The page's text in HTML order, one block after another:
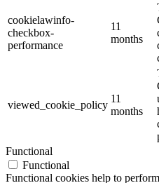
cookielawinfo-
checkbox-
performance
11
months
viewed_cookie_policy
11
months
Functional
Functional
Functional cookies help to